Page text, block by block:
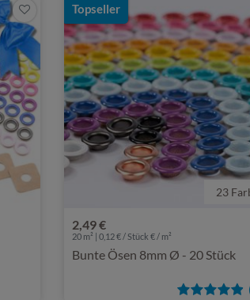
Topseller
23
2,49 €
20 m² | 0,12 € / Stück € / m²
Bunte Ösen 8mm Ø - 20 Stück